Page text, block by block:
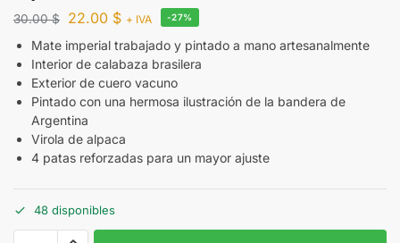
30.00$ 22.00 $ + IVA -27%
Mate imperial trabajado y pintado a mano artesanalmente
Interior de calabaza brasilera
Exterior de cuero vacuno
Pintado con una hermosa ilustración de la bandera de
Argentina
Virola de alpaca
4 patas reforzadas para un mayor ajuste
48 disponibles